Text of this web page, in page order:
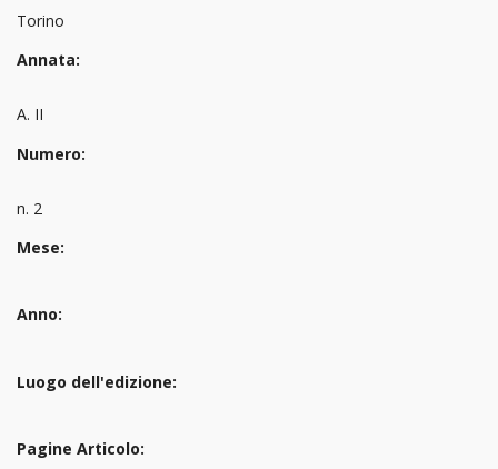
Torino
Annata:
A. II
Numero:
n. 2
Mese:
Anno:
Luogo dell'edizione:
Pagine Articolo: